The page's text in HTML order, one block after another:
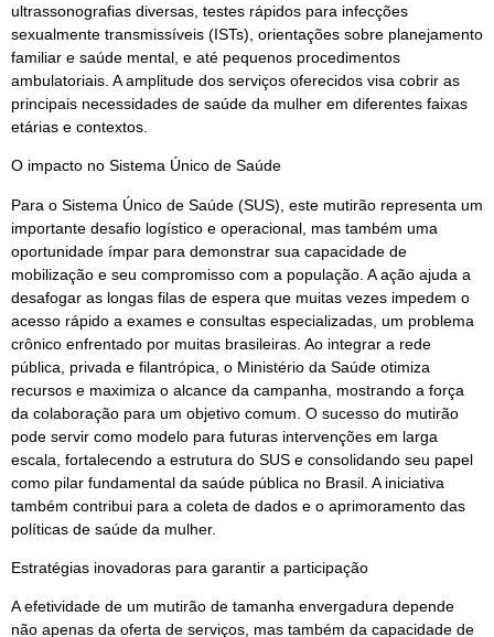
ultrassonografias diversas, testes rápidos para infecções
sexualmente transmissíveis (ISTs), orientações sobre planejamento
familiar e saúde mental, e até pequenos procedimentos
ambulatoriais. A amplitude dos serviços oferecidos visa cobrir as
principais necessidades de saúde da mulher em diferentes faixas
etárias e contextos.
O impacto no Sistema Único de Saúde
Para o Sistema Único de Saúde (SUS), este mutirão representa um
importante desafio logístico e operacional, mas também uma
oportunidade ímpar para demonstrar sua capacidade de
mobilização e seu compromisso com a população. A ação ajuda a
desafogar as longas filas de espera que muitas vezes impedem o
acesso rápido a exames e consultas especializadas, um problema
crônico enfrentado por muitas brasileiras. Ao integrar a rede
pública, privada e filantrópica, o Ministério da Saúde otimiza
recursos e maximiza o alcance da campanha, mostrando a força
da colaboração para um objetivo comum. O sucesso do mutirão
pode servir como modelo para futuras intervenções em larga
escala, fortalecendo a estrutura do SUS e consolidando seu papel
como pilar fundamental da saúde pública no Brasil. A iniciativa
também contribui para a coleta de dados e o aprimoramento das
políticas de saúde da mulher.
Estratégias inovadoras para garantir a participação
A efetividade de um mutirão de tamanha envergadura depende
não apenas da oferta de serviços, mas também da capacidade de